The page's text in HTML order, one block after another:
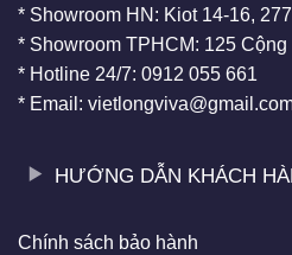
* Showroom HN: Kiot 14-16,
* Showroom TPHCM: 125
* Hotline 24/7: 0912 055 661
* Email:
HƯỚNG DẪN KHÁCH
Chính sách bảo hành